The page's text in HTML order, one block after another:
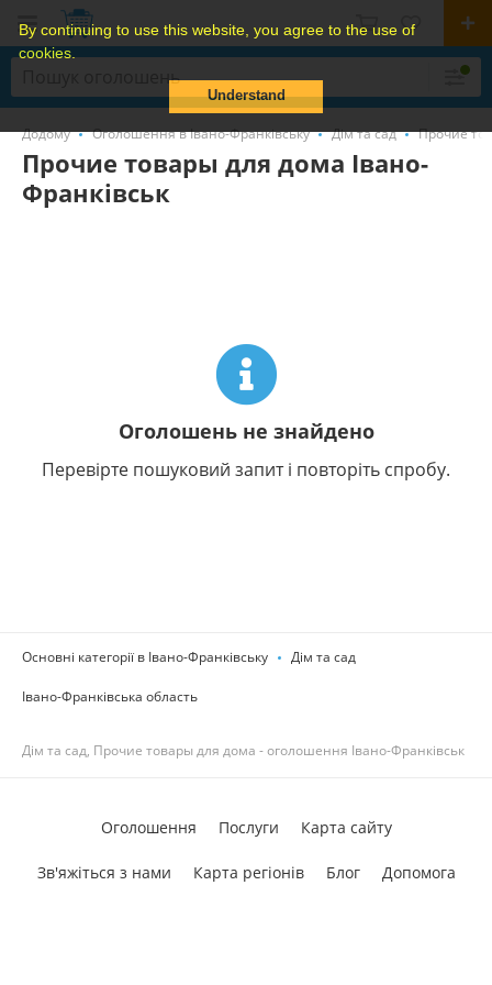
By continuing to use this website, you agree to the use of
cookies.
Understand
Додому Оголошення в Івано-Франківську Дім та сад Прочие
Прочие товары для дома Івано-
Франківськ
Оголошень не знайдено
Перевірте пошуковий запит і повторіть спробу.
Основні категорії в Івано-Франківську Дім та сад
Івано-Франківська область
Дім та сад, Прочие товары для дома - оголошення Івано-Франківськ
Оголошення Послуги Карта сайту
Зв'яжіться з нами Карта регіонів Блог Допомога